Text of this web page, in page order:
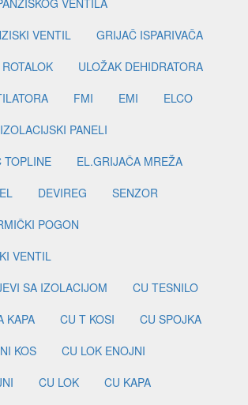
VENTILA
VENTIL
GRIJAČ ISPARIVAČA
ULOŽAK DEHIDRATORA
FMI EMI
ELCO
IZOLACIJSKI PANELI
TOPLINE
EL.GRIJAČA MREŽA
DEVIREG
SENZOR
POGON
VENTIL
SA IZOLACIJOM
CU TESNILO
KAPA
CU T KOSI
CU SPOJKA
KOS
CU LOK ENOJNI
CU LOK
CU KAPA